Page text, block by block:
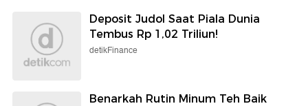
Deposit Judol Saat Piala Dunia
Tembus Rp 1,02 Triliun!
detikFinance
Benarkah Rutin Minum Teh Baik